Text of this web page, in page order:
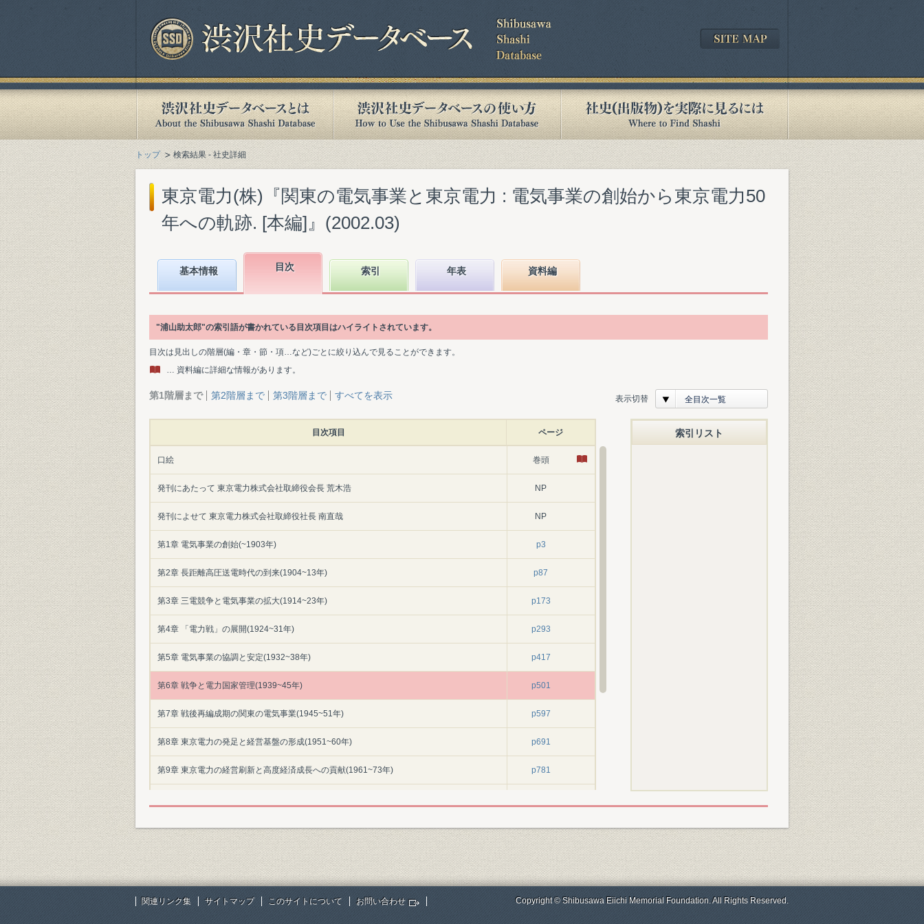
トップ 検索結果 - 社史詳細
東京電力(株)『関東の電気事業と東京電力 : 電気事業の創始から東京電力50
年への軌跡. [本編]』(2002.03)
基本情報 目次 索引 年表 資料編
"浦山助太郎"の索引語が書かれている目次項目はハイライトされています。
目次は見出しの階層(編・章・節・項…など)ごとに絞り込んで見ることができます。
… 資料編に詳細な情報があります。
第1階層まで 第2階層まで 第3階層まで すべてを表示 表示切替 全目次一覧
目次項目 ページ
口絵 巻頭
発刊にあたって 東京電力株式会社取締役会長 荒木浩 NP
発刊によせて 東京電力株式会社取締役社長 南直哉 NP
第1章 電気事業の創始(~1903年) p3
第2章 長距離高圧送電時代の到来(1904~13年) p87
第3章 三電競争と電気事業の拡大(1914~23年) p173
第4章 「電力戦」の展開(1924~31年) p293
第5章 電気事業の協調と安定(1932~38年) p417
第6章 戦争と電力国家管理(1939~45年) p501
第7章 戦後再編成期の関東の電気事業(1945~51年) p597
第8章 東京電力の発足と経営基盤の形成(1951~60年) p691
第9章 東京電力の経営刷新と高度経済成長への貢献(1961~73年) p781
第11章 21世紀へ向かう東京電力(1986~2000年) p961
索引 p1031
主要参考文献 p1046
索引リスト
関連リンク集 サイトマップ このサイトについて お問い合わせ Copyright © Shibusawa Eiichi Memorial Foundation. All Rights Reserved.